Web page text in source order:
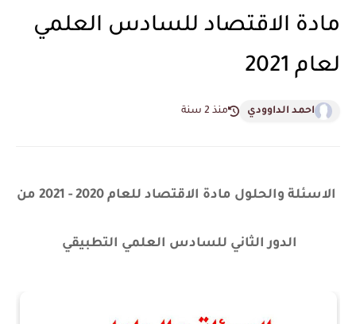
مادة الاقتصاد للسادس العلمي
لعام 2021
احمد الداوودي منذ 2 سنة
الاسئلة والحلول مادة الاقتصاد للعام 2020 - 2021 من
الدور الثاني للسادس العلمي التطبيقي